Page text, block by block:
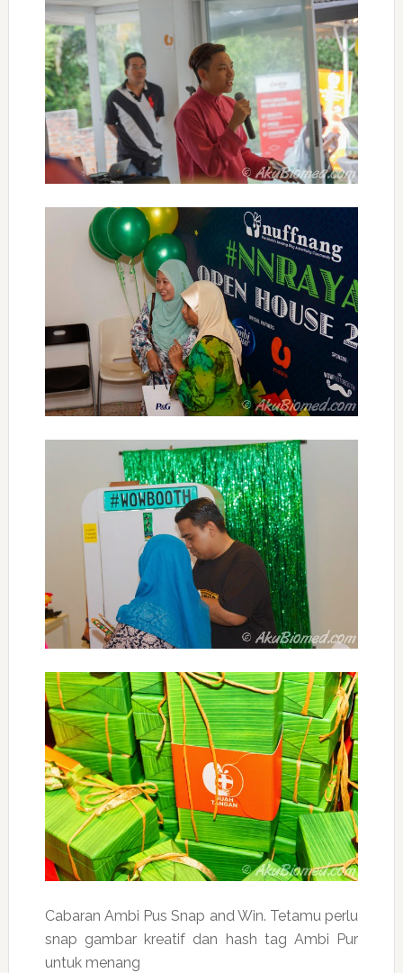
Cabaran Ambi Pus Snap and Win. Tetamu perlu
snap gambar kreatif dan hash tag Ambi Pur
untuk menang